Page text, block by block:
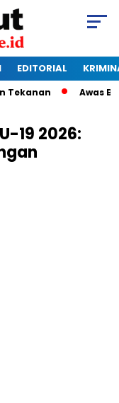
EDITORIAL
Awas
19 2026: